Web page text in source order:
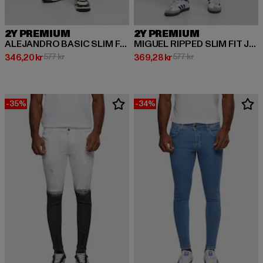
2Y PREMIUM
ALEJANDRO BASIC SLIM FIT JEANS
346,20 kr
Nuvarande pris: 346,20 kr
577 krKampanjpris: 577 kr
2Y PREMIUM
MIGUEL RIPPED SLIM FIT JEANS
369,28 kr
Nuvarande pris: 369,28 kr
577 krKampanjpris: 577 kr
-35% -34%